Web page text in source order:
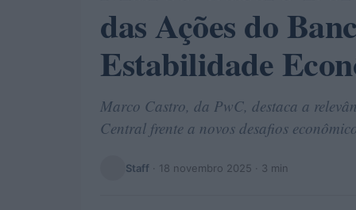
das Ações do
Estabilidade
Marco Castro, da PwC, destaca a
Central frente a novos desafios
Staff · 18 novembro 2025 · 3 min